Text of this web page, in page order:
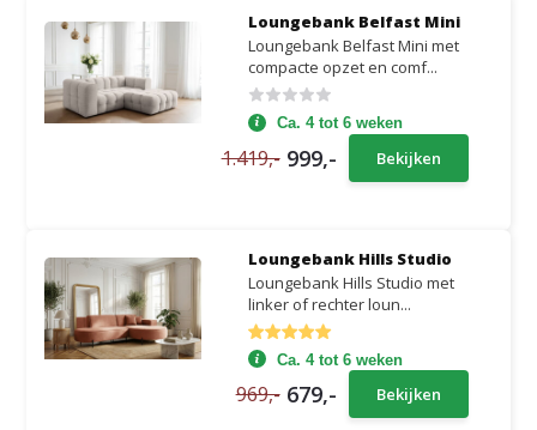
Loungebank Belfast Mini
Loungebank Belfast Mini met
compacte opzet en comf...
Ca. 4 tot 6 weken
1.419,- 999,- Bekijken
Loungebank Hills Studio
Loungebank Hills Studio met
linker of rechter loun...
Ca. 4 tot 6 weken
969,- 679,- Bekijken